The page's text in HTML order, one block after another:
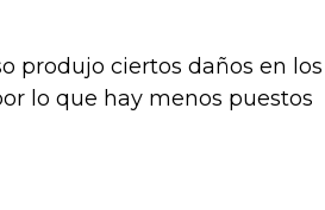
produjo ciertos daños en los
lo que hay menos puestos